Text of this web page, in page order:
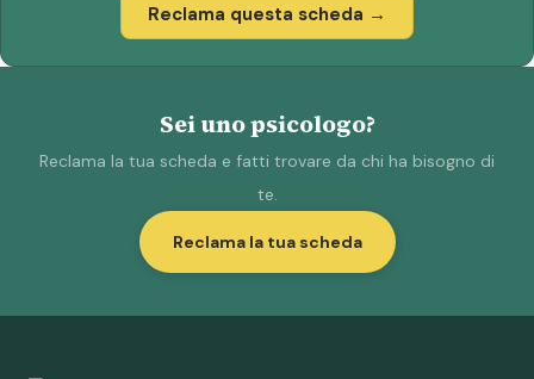
Reclama questa scheda →
Sei uno psicologo?
Reclama la tua scheda e fatti trovare da chi ha bisogno di
te.
Reclama la tua scheda